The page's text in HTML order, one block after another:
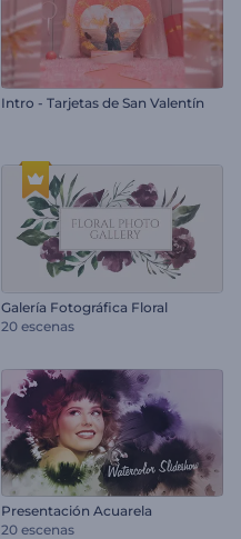
Intro - Tarjetas de San Valentín
Galería Fotográfica Floral
20 escenas
Presentación Acuarela
20 escenas